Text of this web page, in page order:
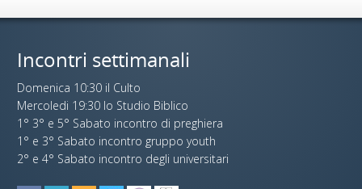
Incontri settimanali
Domenica 10:30 il Culto
Mercoledi 19:30 lo Studio Biblico
1° 3° e 5° Sabato incontro di preghiera
1° e 3° Sabato incontro gruppo youth
2° e 4° Sabato incontro degli universitari